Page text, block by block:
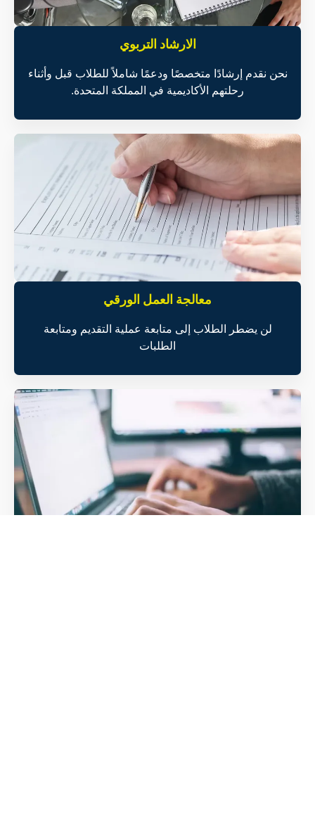
الارشاد التربوي
نحن نقدم إرشادًا متخصصًا ودعمًا شاملاً للطلاب قبل وأثناء
رحلتهم الأكاديمية في المملكة المتحدة.
معالجة العمل الورقي
لن يضطر الطلاب إلى متابعة عملية التقديم ومتابعة
الطلبات